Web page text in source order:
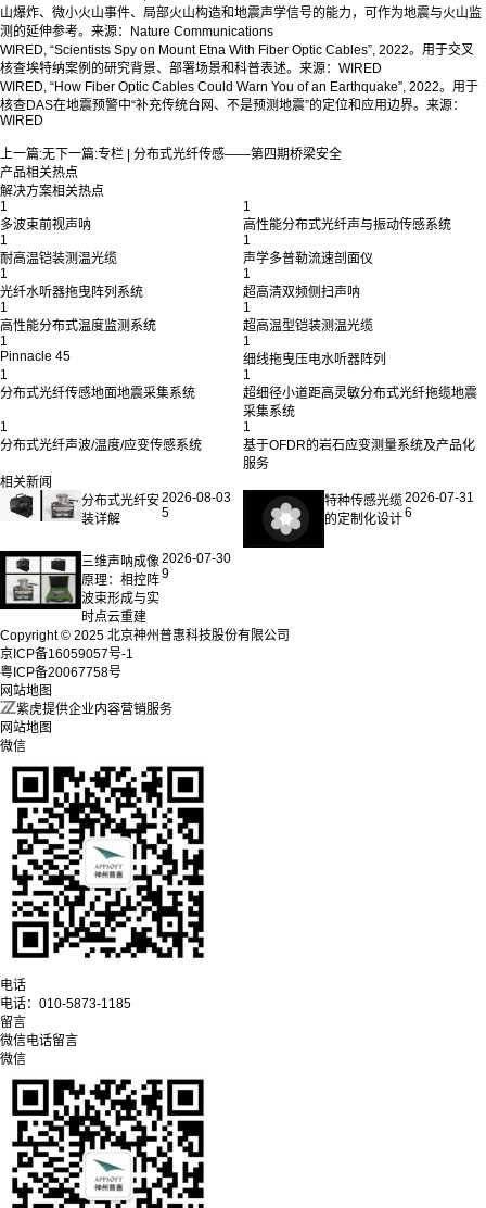
山爆炸、微小火山事件、局部火山构造和地震声学信号的能力，可作为地震与火山监
测的延伸参考。来源：Nature Communications
WIRED, “Scientists Spy on Mount Etna With Fiber Optic Cables”, 2022。用于交叉
核查埃特纳案例的研究背景、部署场景和科普表述。来源：WIRED
WIRED, “How Fiber Optic Cables Could Warn You of an Earthquake”, 2022。用于
核查DAS在地震预警中“补充传统台网、不是预测地震”的定位和应用边界。来源：
WIRED
上一篇:无下一篇:专栏 | 分布式光纤传感——第四期桥梁安全
产品相关热点
解决方案相关热点
1
多波束前视声呐
1
高性能分布式光纤声与振动传感系统
1
耐高温铠装测温光缆
1
声学多普勒流速剖面仪
1
光纤水听器拖曳阵列系统
1
超高清双频侧扫声呐
1
高性能分布式温度监测系统
1
超高温型铠装测温光缆
1
Pinnacle 45
1
细线拖曳压电水听器阵列
1
分布式光纤传感地面地震采集系统
1
超细径小道距高灵敏分布式光纤拖缆地震
采集系统
1
分布式光纤声波/温度/应变传感系统
1
基于OFDR的岩石应变测量系统及产品化
服务
相关新闻
分布式光纤安
装详解
2026-08-03
5
特种传感光缆
的定制化设计
2026-07-31
6
三维声呐成像
原理：相控阵
波束形成与实
时点云重建
2026-07-30
9
Copyright © 2025 北京神州普惠科技股份有限公司
京ICP备16059057号-1
粤ICP备20067758号
网站地图
紫虎提供企业内容营销服务
网站地图
微信
电话
电话： 010-5873-1185
留言
微信电话留言
微信